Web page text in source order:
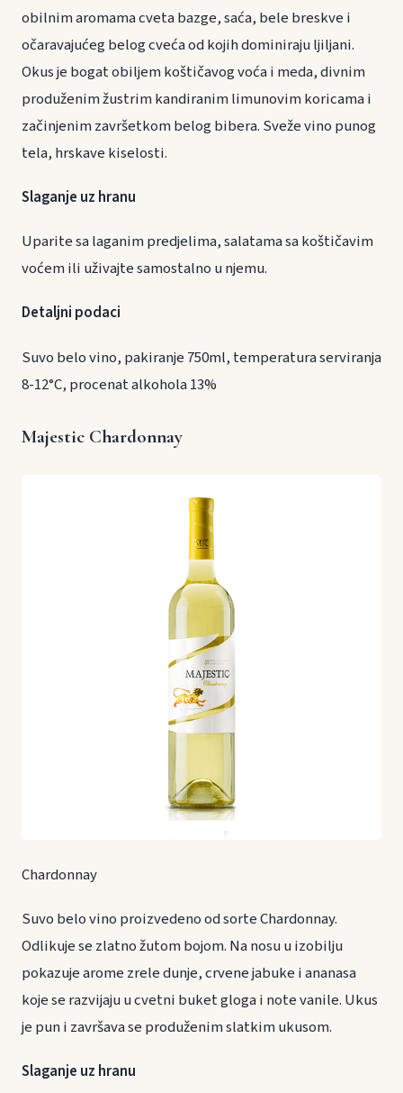
obilnim aromama cveta bazge, saća, bele breskve i
očaravajućeg belog cveća od kojih dominiraju ljiljani.
Okus je bogat obiljem koštičavog voća i meda, divnim
produženim žustrim kandiranim limunovim koricama i
začinjenim završetkom belog bibera. Sveže vino punog
tela, hrskave kiselosti.
Slaganje uz hranu
Uparite sa laganim predjelima, salatama sa koštičavim
voćem ili uživajte samostalno u njemu.
Detaljni podaci
Suvo belo vino, pakiranje 750ml, temperatura serviranja
8-12°C, procenat alkohola 13%
Majestic Chardonnay
Chardonnay
Suvo belo vino proizvedeno od sorte Chardonnay.
Odlikuje se zlatno žutom bojom. Na nosu u izobilju
pokazuje arome zrele dunje, crvene jabuke i ananasa
koje se razvijaju u cvetni buket gloga i note vanile. Ukus
je pun i završava se produženim slatkim ukusom.
Slaganje uz hranu